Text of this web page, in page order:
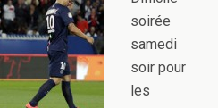
soirée
samedi
soir pour
les